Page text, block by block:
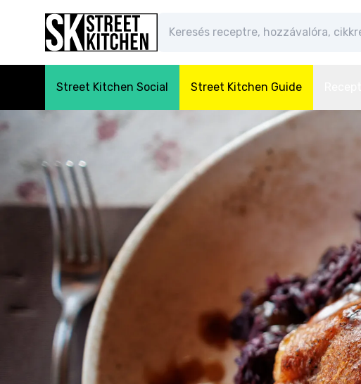
Street Kitchen Social Street Kitchen Guide